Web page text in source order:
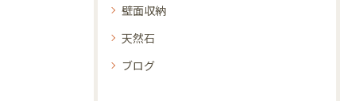
壁面収納
天然石
ブログ